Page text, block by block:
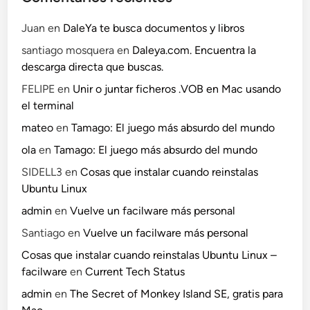
Juan en DaleYa te busca documentos y libros
santiago mosquera en Daleya.com. Encuentra la
descarga directa que buscas.
FELIPE en Unir o juntar ficheros .VOB en Mac usando
el terminal
mateo enTamago: El juego más absurdo del mundo
ola enTamago: El juego más absurdo del mundo
SIDELL3 enCosas que instalar cuando reinstalas
Ubuntu Linux
admin enVuelve un facilware más personal
Santiago enVuelve un facilware más personal
Cosas que instalar cuando reinstalas Ubuntu Linux –
facilware enCurrent Tech Status
admin enThe Secret of Monkey Island SE, gratis para